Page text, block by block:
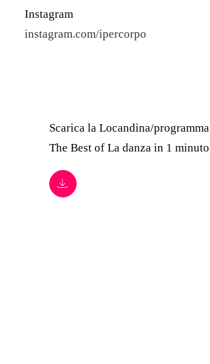
Instagram
instagram.com/ipercorpo
Scarica la Locandina/programma
The Best of La danza in 1 minuto